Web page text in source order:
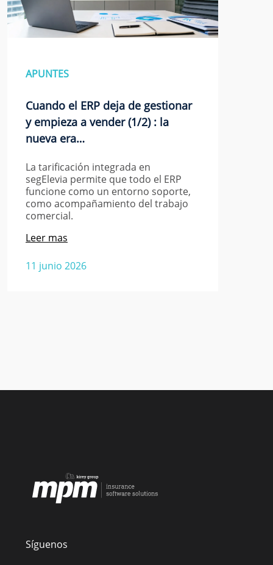
APUNTES
Cuando el ERP deja de gestionar
y empieza a vender (1/2) : la
nueva era…
La tarificación integrada en
segElevia permite que todo el ERP
funcione como un entorno soporte,
como acompañamiento del trabajo
comercial.
11 junio 2026
Leer mas
Síguenos